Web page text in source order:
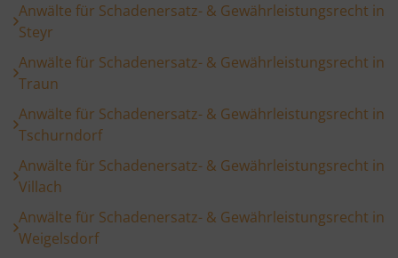
Anwälte für Schadenersatz- & Gewährleistungsrecht in
Steyr
Anwälte für Schadenersatz- & Gewährleistungsrecht in
Traun
Anwälte für Schadenersatz- & Gewährleistungsrecht in
Tschurndorf
Anwälte für Schadenersatz- & Gewährleistungsrecht in
Villach
Anwälte für Schadenersatz- & Gewährleistungsrecht in
Weigelsdorf